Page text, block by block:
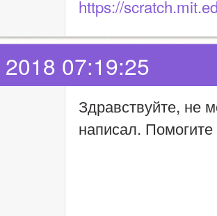
https://
07:19:25
Здравствуйте, не
написал.